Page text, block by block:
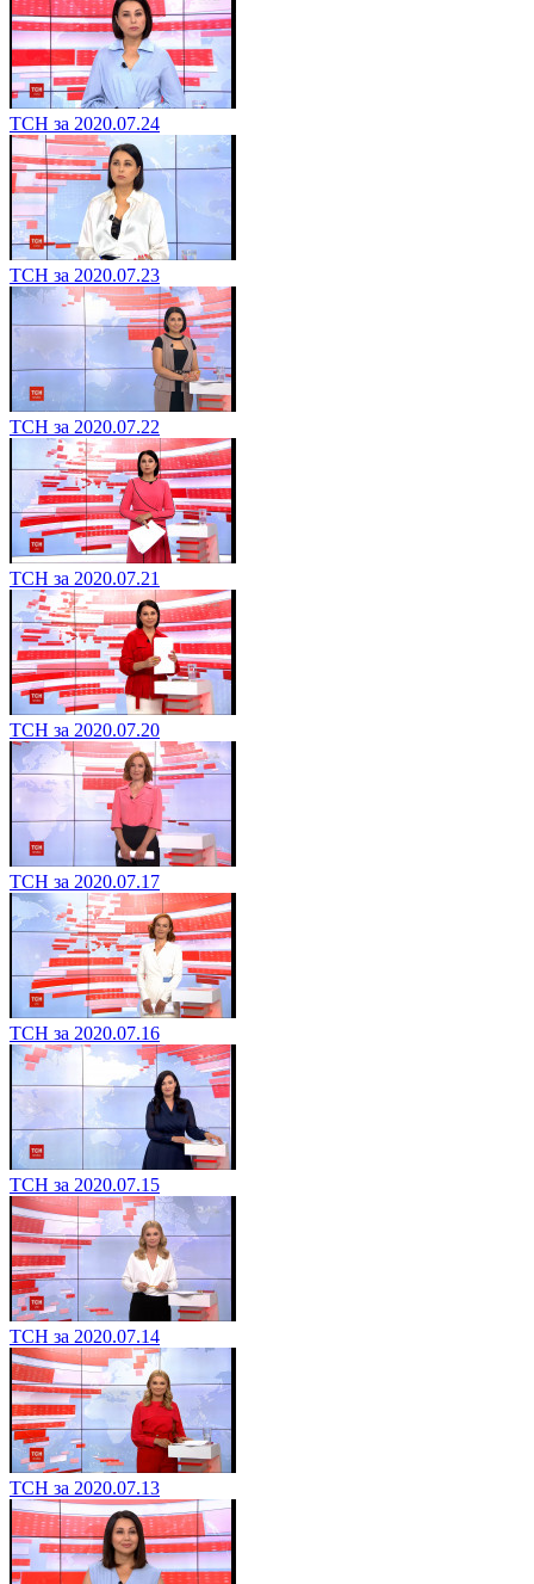
ТСН за 2020.07.24
ТСН за 2020.07.23
ТСН за 2020.07.22
ТСН за 2020.07.21
ТСН за 2020.07.20
ТСН за 2020.07.17
ТСН за 2020.07.16
ТСН за 2020.07.15
ТСН за 2020.07.14
ТСН за 2020.07.13